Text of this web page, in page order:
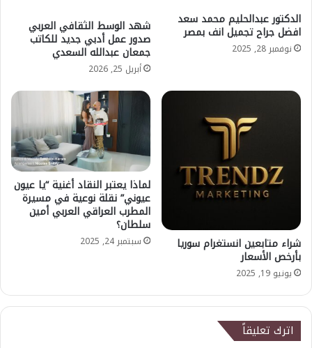
الدكتور عبدالحليم محمد سعد
افضل جراح تجميل انف بمصر
نوفمبر 28, 2025
شهد الوسط الثقافي العربي
صدور عمل أدبي جديد للكاتب
جمعان عبدالله السعدي
أبريل 25, 2026
شراء متابعين انستغرام سوريا
بأرخص الأسعار
يونيو 19, 2025
لماذا يعتبر النقاد أغنية “يا عيون
عيوني” نقلة نوعية في مسيرة
المطرب العراقي العربي أمين
سلطان؟
سبتمبر 24, 2025
اترك تعليقاً